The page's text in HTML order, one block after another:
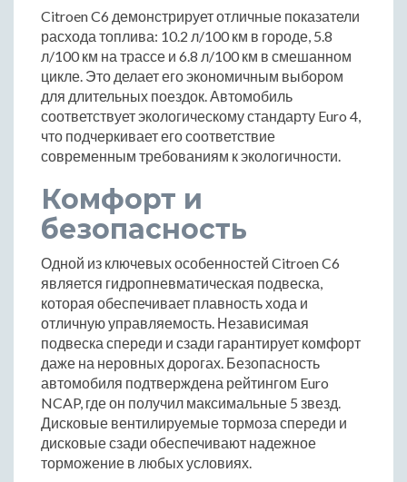
Citroen C6 демонстрирует отличные показатели
расхода топлива: 10.2 л/100 км в городе, 5.8
л/100 км на трассе и 6.8 л/100 км в смешанном
цикле. Это делает его экономичным выбором
для длительных поездок. Автомобиль
соответствует экологическому стандарту Euro 4,
что подчеркивает его соответствие
современным требованиям к экологичности.
Комфорт и
безопасность
Одной из ключевых особенностей Citroen C6
является гидропневматическая подвеска,
которая обеспечивает плавность хода и
отличную управляемость. Независимая
подвеска спереди и сзади гарантирует комфорт
даже на неровных дорогах. Безопасность
автомобиля подтверждена рейтингом Euro
NCAP, где он получил максимальные 5 звезд.
Дисковые вентилируемые тормоза спереди и
дисковые сзади обеспечивают надежное
торможение в любых условиях.